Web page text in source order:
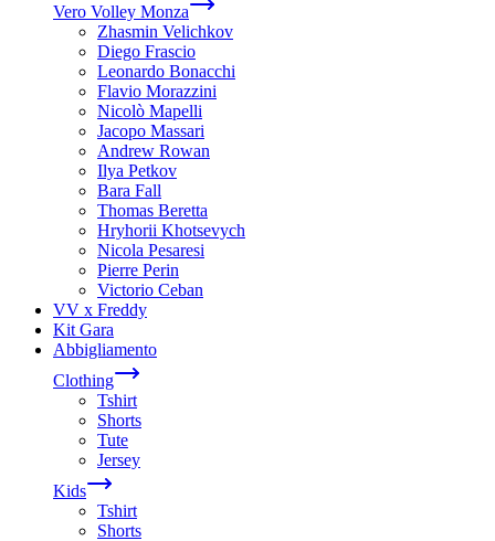
Vero Volley Monza
Zhasmin Velichkov
Diego Frascio
Leonardo Bonacchi
Flavio Morazzini
Nicolò Mapelli
Jacopo Massari
Andrew Rowan
Ilya Petkov
Bara Fall
Thomas Beretta
Hryhorii Khotsevych
Nicola Pesaresi
Pierre Perin
Victorio Ceban
VV x Freddy
Kit Gara
Abbigliamento
Clothing
Tshirt
Shorts
Tute
Jersey
Kids
Tshirt
Shorts